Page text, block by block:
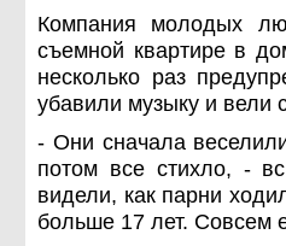
Компания молодых
съемной квартире в
несколько раз
убавили музыку и вели
- Они сначала
потом все стихло, -
видели, как парни
больше 17 лет.